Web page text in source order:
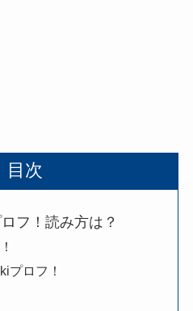
目次
フ！読み方は？
プロフ！